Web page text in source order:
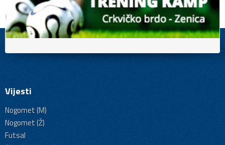
Vijesti
Nogomet (M)
Nogomet (Ž)
Futsal